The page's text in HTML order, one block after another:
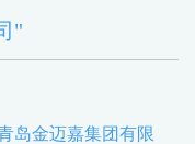
"
岛金迈嘉集团有限